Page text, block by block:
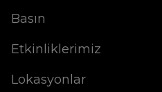
Basın
Etkinliklerimiz
Lokasyonlar